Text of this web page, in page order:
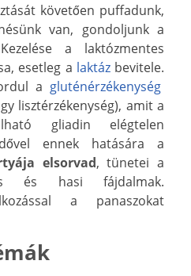
követően puffadunk,
van, gondoljunk a
a laktózmentes
esetleg a laktázbevitele.
a gluténérzékenység
lisztérzékenység), amit a
gliadin elégtelen
ennek hatására a
elsorvad, tünetei a
és hasi fájdalmak.
a panaszokat